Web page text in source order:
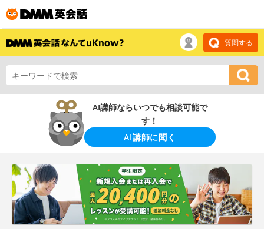
質問する
AI講師ならいつでも相談可能で
す！
AI講師に聞く